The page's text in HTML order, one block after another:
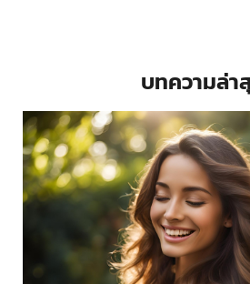
บทความล่า